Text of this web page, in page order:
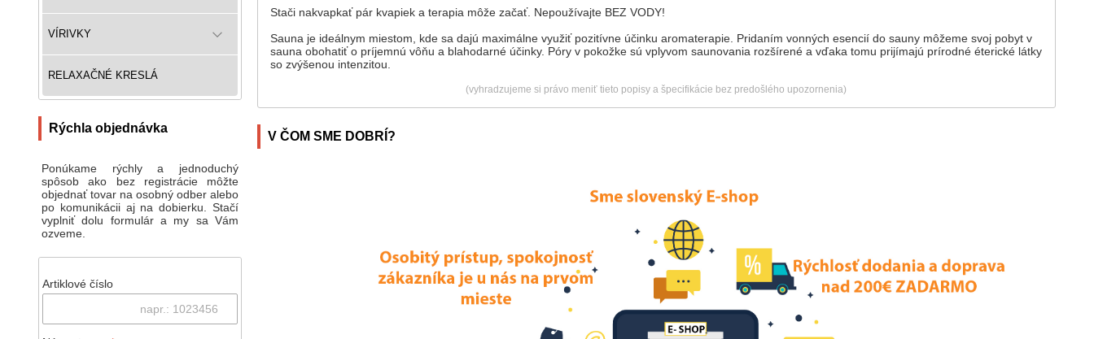
VÍRIVKY
RELAXAČNÉ KRESLÁ
Rýchla objednávka
Ponúkame rýchly a jednoduchý
spôsob ako bez registrácie môžte
objednať tovar na osobný odber alebo
po komunikácii aj na dobierku. Stačí
vyplniť dolu formulár a my sa Vám
ozveme.
Artiklové číslo
Stači nakvapkať pár kvapiek a terapia môže začať. Nepoužívajte BEZ VODY!
Sauna je ideálnym miestom, kde sa dajú maximálne využiť pozitívne účinku aromaterapie. Pridaním vonných esencií do sauny môžeme svoj pobyt v
sauna obohatiť o príjemnú vôňu a blahodarné účinky. Póry v pokožke sú vplyvom saunovania rozšírené a vďaka tomu prijímajú prírodné éterické látky
so zvýšenou intenzitou.
(vyhradzujeme si právo meniť tieto popisy a špecifikácie bez predošlého upozornenia)
V ČOM SME DOBRÍ?